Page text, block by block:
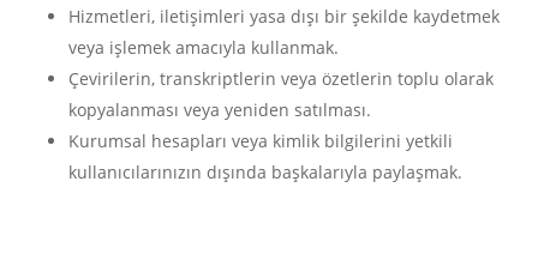
Hizmetleri, iletişimleri yasa dışı bir şekilde kaydetmek
veya işlemek amacıyla kullanmak.
Çevirilerin, transkriptlerin veya özetlerin toplu olarak
kopyalanması veya yeniden satılması.
Kurumsal hesapları veya kimlik bilgilerini yetkili
kullanıcılarınızın dışında başkalarıyla paylaşmak.